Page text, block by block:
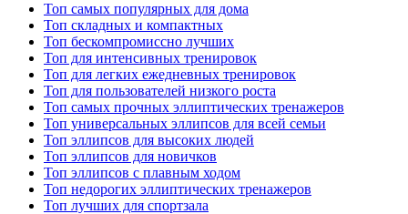
Топ самых популярных для дома
Топ складных и компактных
Топ бескомпромиссно лучших
Топ для интенсивных тренировок
Топ для легких ежедневных тренировок
Топ для пользователей низкого роста
Топ самых прочных эллиптических тренажеров
Топ универсальных эллипсов для всей семьи
Топ эллипсов для высоких людей
Топ эллипсов для новичков
Топ эллипсов с плавным ходом
Топ недорогих эллиптических тренажеров
Топ лучших для спортзала